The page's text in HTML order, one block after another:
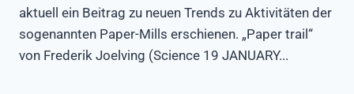
aktuell ein Beitrag zu neuen Trends zu Aktivitäten der
sogenannten Paper-Mills erschienen. „Paper trail“
von Frederik Joelving (Science 19 JANUARY...